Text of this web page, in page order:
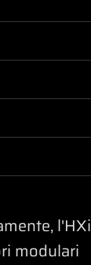
l'HXi
modulari